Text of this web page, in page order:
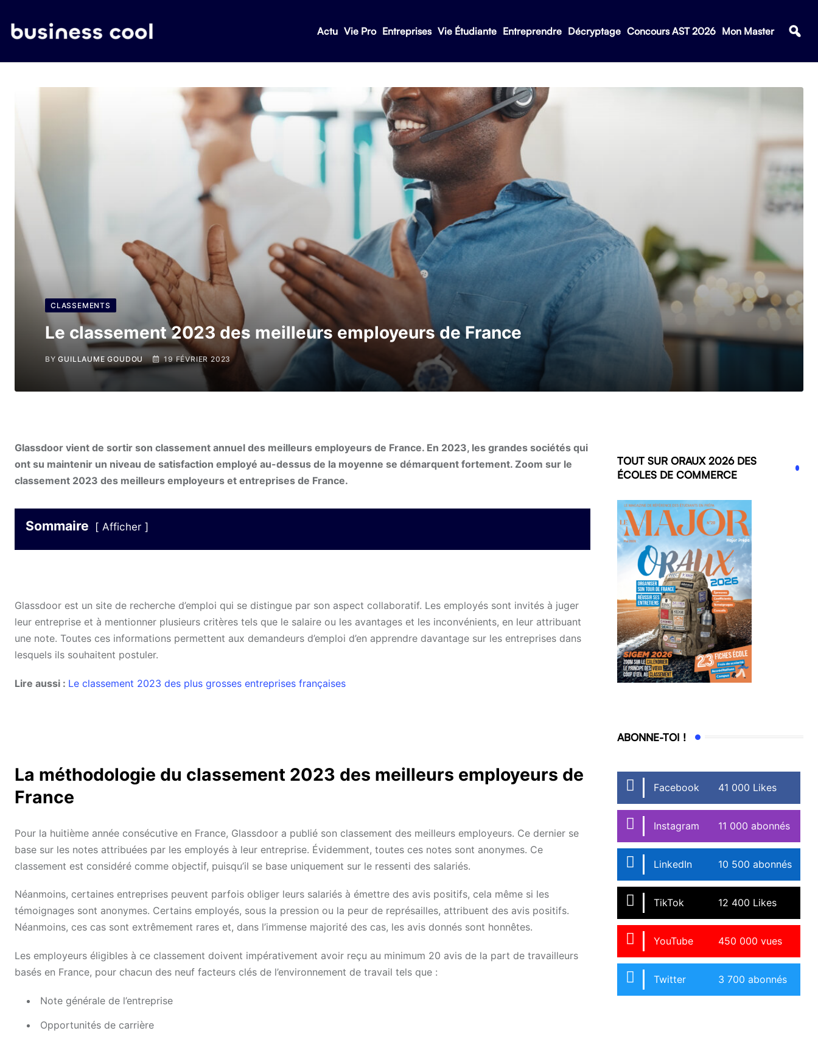
Actu Vie Pro Entreprises Vie Étudiante Entreprendre Décryptage Concours AST 2026 Mon Master
CLASSEMENTS
Le classement 2023 des meilleurs employeurs de France
BYGUILLAUME GOUDOU 19 FÉVRIER 2023
Glassdoor vient de sortir son classement annuel des meilleurs employeurs de France. En 2023, les grandes sociétés qui
ont su maintenir un niveau de satisfaction employé au-dessus de la moyenne se démarquent fortement. Zoom sur le
classement 2023 des meilleurs employeurs et entreprises de France.
Sommaire Afficher
Glassdoor est un site de recherche d’emploi qui se distingue par son aspect collaboratif. Les employés sont invités à juger
leur entreprise et à mentionner plusieurs critères tels que le salaire ou les avantages et les inconvénients, en leur attribuant
une note. Toutes ces informations permettent aux demandeurs d’emploi d’en apprendre davantage sur les entreprises dans
lesquels ils souhaitent postuler.
Lire aussi : Le classement 2023 des plus grosses entreprises françaises
La méthodologie du classement 2023 des meilleurs employeurs de
France
Pour la huitième année consécutive en France, Glassdoor a publié son classement des meilleurs employeurs. Ce dernier se
base sur les notes attribuées par les employés à leur entreprise. Évidemment, toutes ces notes sont anonymes. Ce
classement est considéré comme objectif, puisqu’il se base uniquement sur le ressenti des salariés.
Néanmoins, certaines entreprises peuvent parfois obliger leurs salariés à émettre des avis positifs, cela même si les
témoignages sont anonymes. Certains employés, sous la pression ou la peur de représailles, attribuent des avis positifs.
Néanmoins, ces cas sont extrêmement rares et, dans l’immense majorité des cas, les avis donnés sont honnêtes.
Les employeurs éligibles à ce classement doivent impérativement avoir reçu au minimum 20 avis de la part de travailleurs
basés en France, pour chacun des neuf facteurs clés de l’environnement de travail tels que :
Note générale de l’entreprise
Opportunités de carrière
TOUT SUR ORAUX 2026 DES
ÉCOLES DE COMMERCE
ABONNE-TOI !
Facebook 41 000 Likes
Instagram 11 000 abonnés
LinkedIn 10 500 abonnés
TikTok 12 400 Likes
YouTube 450 000 vues
Twitter 3 700 abonnés